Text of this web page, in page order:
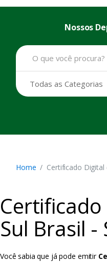
Nossos
B
u
a
r
:
Home Certificado Digital
Sul Brasil -
Você sabia que já pode emitir